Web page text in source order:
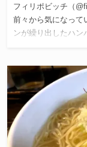
フィリポビッチ（
前々から気になって
ンが繰り出したハン